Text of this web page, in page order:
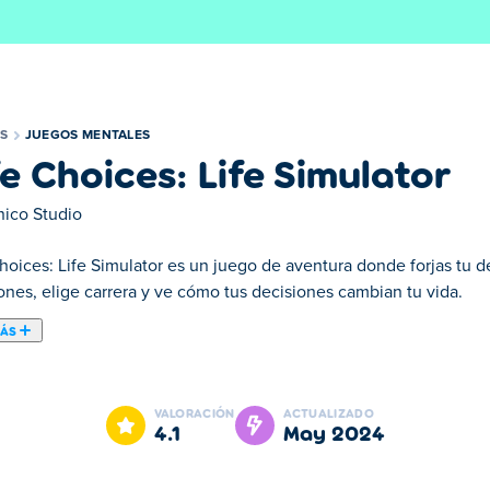
JUEGOS MENTALES
Choices: Life Simulator
Studio
Life Simulator es un juego de aventura donde forjas tu
elige carrera y ve cómo tus decisiones cambian tu vida.
de vida en el que ejerces el poder de crear
y más de mil decisiones que tomar, cada elección que
y moldeará su brújula moral. ¿Estás preparado para afrontar
VALORACIÓN
4.1
ACTUALIZADO
may 2024